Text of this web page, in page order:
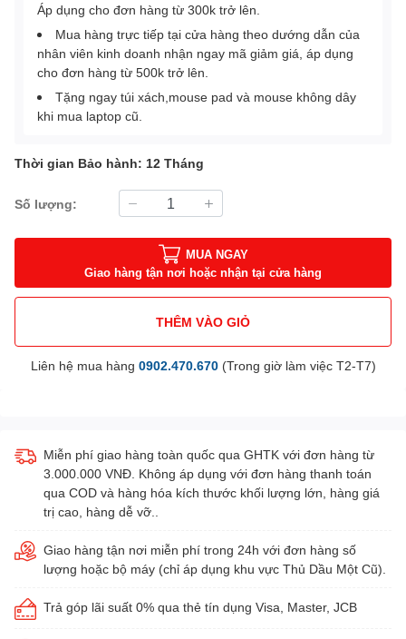
Áp dụng cho đơn hàng từ 300k trở lên.
Mua hàng trực tiếp tại cửa hàng theo dướng dẫn của
nhân viên kinh doanh nhận ngay mã giảm giá, áp dụng
cho đơn hàng từ 500k trở lên.
Tặng ngay túi xách,mouse pad và mouse không dây
khi mua laptop cũ.
Thời gian Bảo hành: 12 Tháng
Số lượng:
MUA NGAY
Giao hàng tận nơi hoặc nhận tại cửa hàng
THÊM VÀO GIỎ
Liên hệ mua hàng 0902.470.670(Trong giờ làm việc T2-T7)
Miễn phí giao hàng toàn quốc qua GHTK với đơn hàng từ
3.000.000 VNĐ. Không áp dụng với đơn hàng thanh toán
qua COD và hàng hóa kích thước khối lượng lớn, hàng giá
trị cao, hàng dễ vỡ..
Giao hàng tận nơi miễn phí trong 24h với đơn hàng số
lượng hoặc bộ máy (chỉ áp dụng khu vực Thủ Dầu Một Cũ).
Trả góp lãi suất 0% qua thẻ tín dụng Visa, Master, JCB